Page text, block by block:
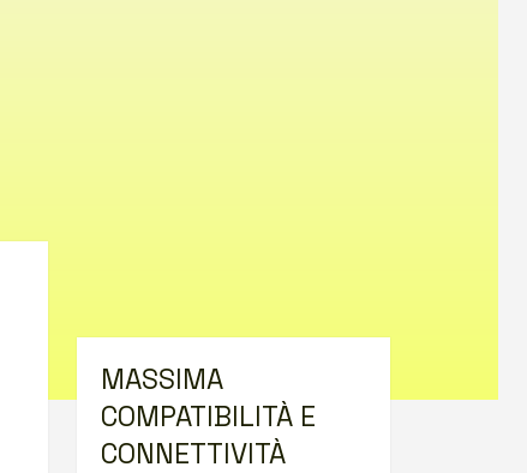
MASSIMA
COMPATIBILITÀ E
CONNETTIVITÀ